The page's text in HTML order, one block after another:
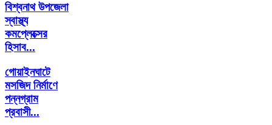
বিশ্বনাথ উপজেলা
স্বাস্থ্য
কমপ্লেক্সের
হিসাব...
গোয়াইনঘাটে
মসজিদ নির্মাণে
পন্নগ্রাম
প্রবাসী...